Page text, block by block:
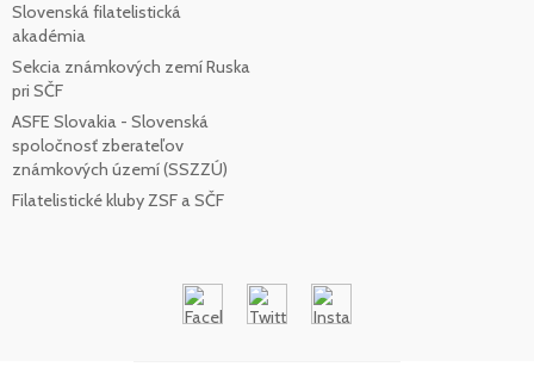
Slovenská filatelistická
akadémia
Sekcia známkových zemí Ruska
pri SČF
ASFE Slovakia - Slovenská
spoločnosť zberateľov
známkových území (SSZZÚ)
Filatelistické kluby ZSF a SČF